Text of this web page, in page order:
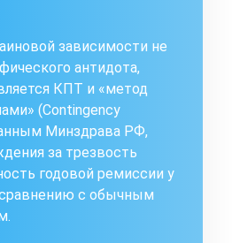
зависимости не
антидота,
КПТ и «метод
(Contingency
Минздрава РФ,
за трезвость
годовой ремиссии у
с обычным